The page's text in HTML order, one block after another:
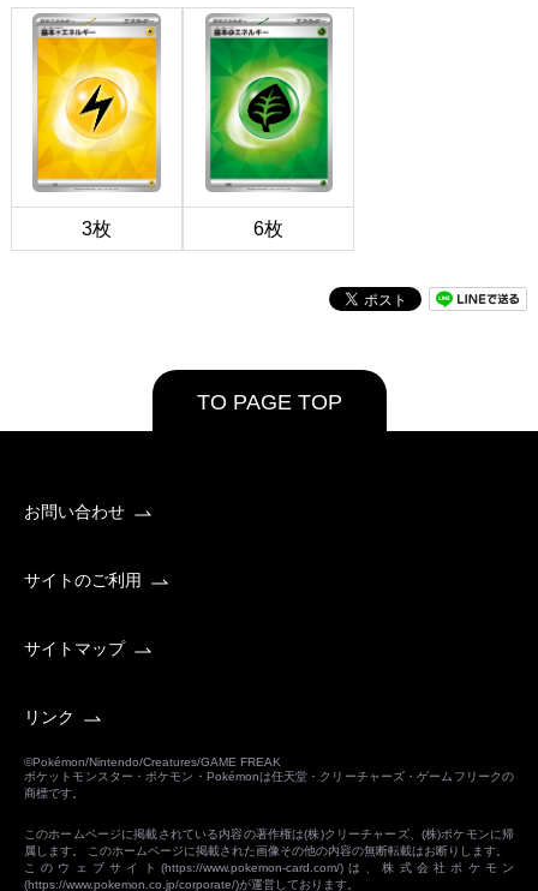
3枚 6枚
TO PAGE TOP
お問い合わせ
サイトのご利用
サイトマップ
リンク
©Pokémon/Nintendo/Creatures/GAME FREAK
ポケットモンスター・ポケモン・Pokémonは任天堂・クリーチャーズ・ゲームフリークの
商標です。
このホームページに掲載されている内容の著作権は(株)クリーチャーズ、(株)ポケモンに帰
属します。 このホームページに掲載された画像その他の内容の無断転載はお断りします。
このウェブサイト(https://www.pokemon-card.com/)は、株式会社ポケモン
(https://www.pokemon.co.jp/corporate/)が運営しております。